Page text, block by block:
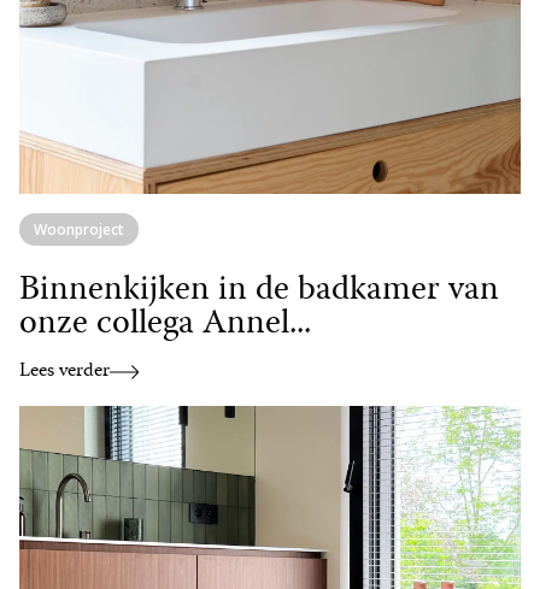
Woonproject
Binnenkijken in de badkamer van
onze collega Annel...
Lees verder